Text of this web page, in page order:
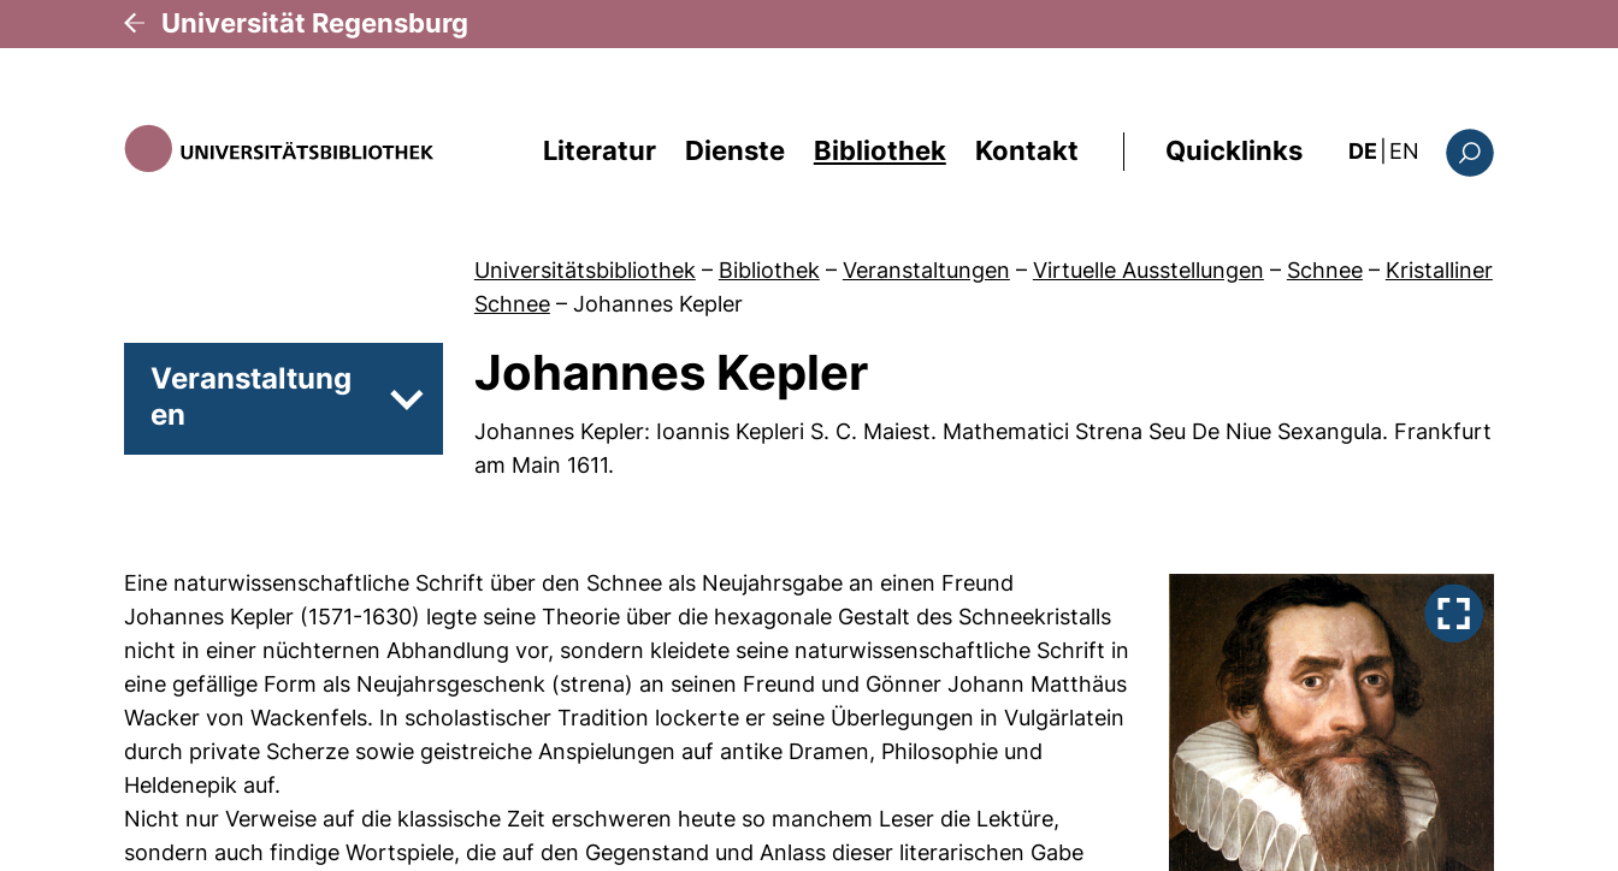
Universität Regensburg
Literatur Dienste Bibliothek Kontakt Quicklinks DE EN : the current page
Universitätsbibliothek – Bibliothek – Veranstaltungen – Virtuelle Ausstellungen – Schnee – Kristalliner
Schnee – Johannes Kepler
Veranstaltung
en
Unterseiten von Veranstaltungskalender
Johannes Kepler
Johannes Kepler: Ioannis Kepleri S. C. Maiest. Mathematici Strena Seu De Niue Sexangula. Frankfurt
am Main 1611.
Eine naturwissenschaftliche Schrift über den Schnee als Neujahrsgabe an einen Freund
Johannes Kepler (1571-1630) legte seine Theorie über die hexagonale Gestalt des Schneekristalls
nicht in einer nüchternen Abhandlung vor, sondern kleidete seine naturwissenschaftliche Schrift in
eine gefällige Form als Neujahrsgeschenk (strena) an seinen Freund und Gönner Johann Matthäus
Wacker von Wackenfels. In scholastischer Tradition lockerte er seine Überlegungen in Vulgärlatein
durch private Scherze sowie geistreiche Anspielungen auf antike Dramen, Philosophie und
Heldenepik auf.
Nicht nur Verweise auf die klassische Zeit erschweren heute so manchem Leser die Lektüre,
sondern auch findige Wortspiele, die auf den Gegenstand und Anlass dieser literarischen Gabe